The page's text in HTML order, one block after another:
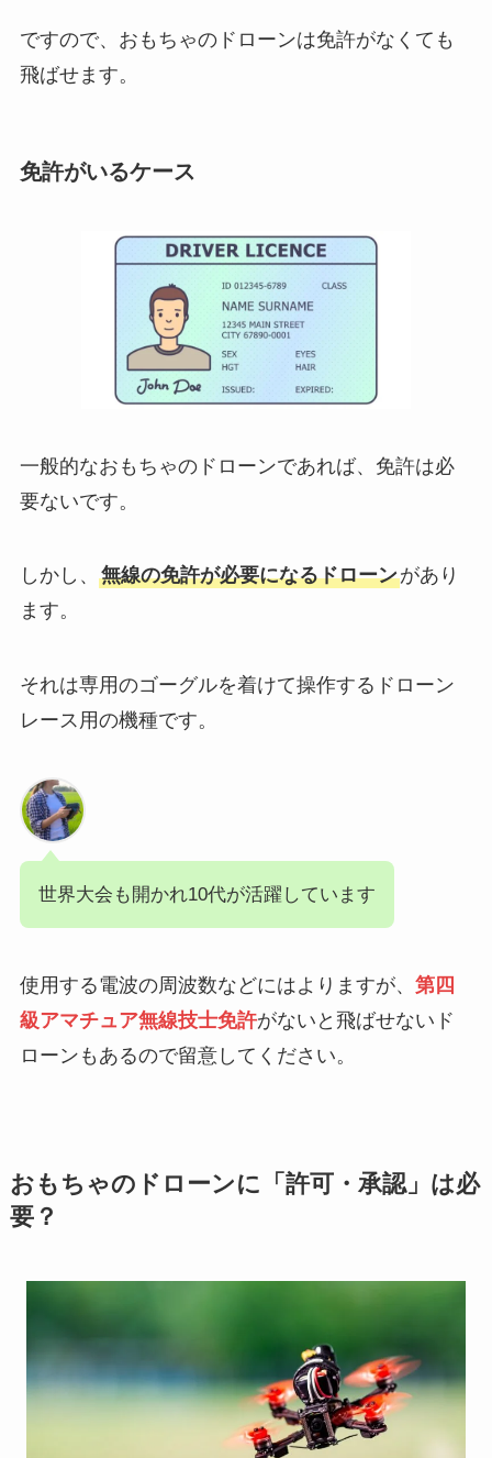
ですので、おもちゃのドローンは免許がなくても
飛ばせます。
免許がいるケース
一般的なおもちゃのドローンであれば、免許は必
要ないです。
しかし、 無線の免許が必要になるドローンがあり
ます。
それは専用のゴーグルを着けて操作するドローン
レース用の機種です。
世界大会も開かれ10代が活躍しています
使用する電波の周波数などにはよりますが、 第四
級アマチュア無線技士免許がないと飛ばせないド
ローンもあるので留意してください。
おもちゃのドローンに「許可・承認」は必
要？